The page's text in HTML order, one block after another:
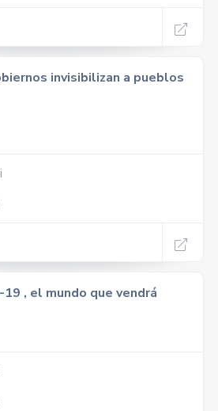
invisibilizan a pueblos
, el mundo que vendrá